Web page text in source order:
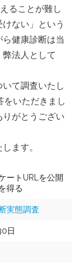
ることが難し
ない」という
健康診断は当
法人として
て調査いたし
をいただきまし
がとうござい
ます。
ートURLを公開
得る
実態調査
日